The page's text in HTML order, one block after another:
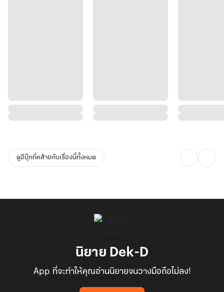
ดูอีบุ๊กที่คล้ายกับเรื่องนี้ทั้งหมด
นิยาย Dek-D
App ที่จะทำให้คุณอ่านนิยายจนวางมือถือไม่ลง!